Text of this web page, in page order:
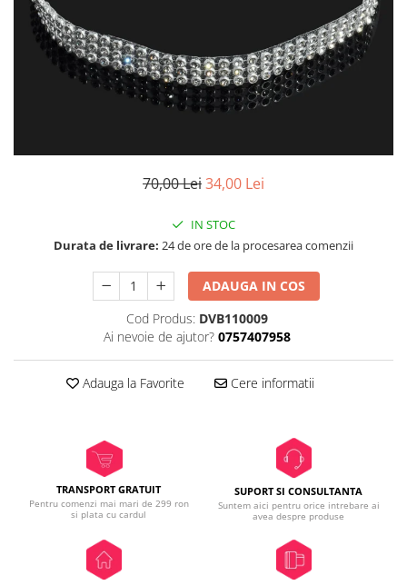
70,00 Lei34,00 Lei
IN STOC
Durata de livrare: 24 de ore de la procesarea comenzii
ADAUGA IN COS
Cod Produs: DVB110009
Ai nevoie de ajutor? 0757407958
Adauga la Favorite Cere informatii
TRANSPORT GRATUIT
Pentru comenzi mai mari de 299 ron
si plata cu cardul
SUPORT SI CONSULTANTA
Suntem aici pentru orice intrebare ai
avea despre produse